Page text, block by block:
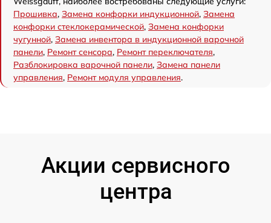
Прошивка, Замена конфорки индукционной, Замена
конфорки стеклокерамической, Замена конфорки
чугунной, Замена инвентора в индукционной варочной
панели, Ремонт сенсора, Ремонт переключателя,
Разблокировка варочной панели, Замена панели
управления, Ремонт модуля управления.
Акции сервисного
центра